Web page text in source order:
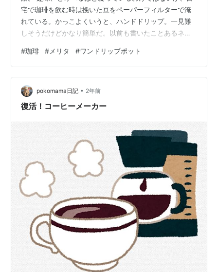
宅で珈琲を飲む時は挽いた豆をペーパーフィルターで淹
れている。かっこよくいうと、ハンドドリップ。一見難
しそうだけどかなり簡単だ。以前も書いたことあるネタ
うになったけど、沼る前に今のカタチに落ち着いた。 ド
リッパーはメリタのアロマフィルター。写真左側のプラ
スティックの容器だ。陶器や金属のドリッパーもかわい
かったりかっこよかったりして素敵なんだけど、僕はこ
のリーズナブルなドリッパーが好み。というのも、淹れ
#珈琲 # メリタ #ワンドリップポット
pokomama日記 • 2年前
復活！コーヒーメーカー